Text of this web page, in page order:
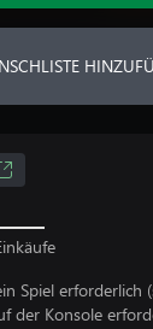
Spiel erforderlich
der Konsole